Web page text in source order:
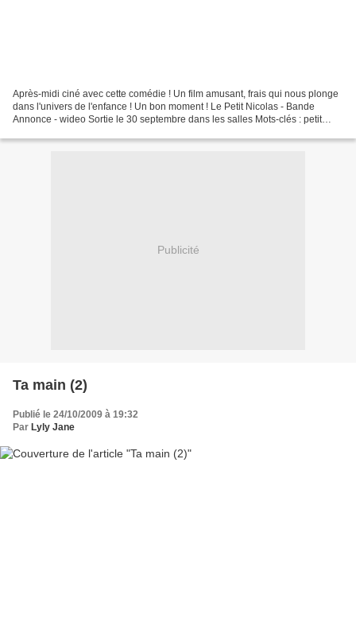
Après-midi ciné avec cette comédie ! Un film amusant, frais qui nous plonge
dans l'univers de l'enfance ! Un bon moment ! Le Petit Nicolas - Bande
Annonce - wideo Sortie le 30 septembre dans les salles Mots-clés : petit
Publicité
Ta main (2)
Publié le 24/10/2009 à 19:32
Par Lyly Jane